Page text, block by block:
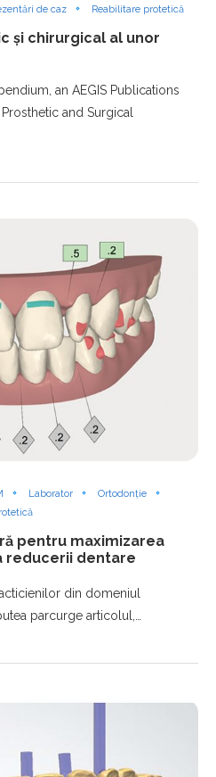
de caz Reabilitare protetică
și chirurgical al unor
an AEGIS Publications
and Surgical
Laborator
Ortodonție
pentru maximizarea
reducerii dentare
din domeniul
parcurge articolul,…